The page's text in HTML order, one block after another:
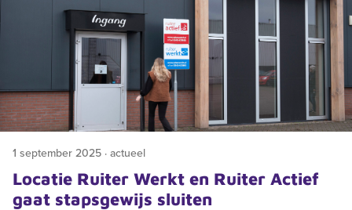
1 september 2025 · actueel
Locatie Ruiter Werkt en Ruiter Actief
gaat stapsgewijs sluiten